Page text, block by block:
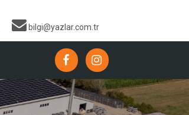
bilgi@yazlar.com.tr